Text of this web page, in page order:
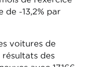
de -13,2% par
voitures de
résultats des